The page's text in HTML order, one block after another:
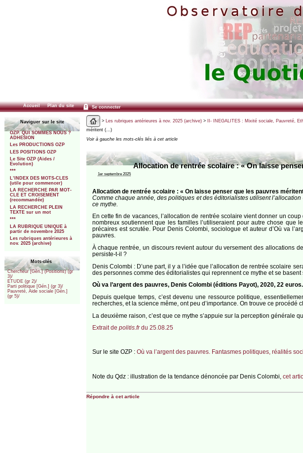
Accueil Plan du site Se connecter
Naviguer sur le site
OZP. QUI SOMMES NOUS ?
ADHESION
Les PRODUCTIONS OZP
LES POSITIONS OZP
Le Site OZP (Aides /
Evolution)
***
L’INDEX DES MOTS-CLES
(utile pour commencer)
LA RECHERCHE PAR MOT-
CLE ET CROISEMENT
(recommandée)
LA RECHERCHE PLEIN
TEXTE sur un mot
***
LA RUBRIQUE UNIQUE à
partir de novembre 2025
Les rubriques antérieures à
nov. 2025 (archive)
Mots-clés
Chercheur [Gén.] (Positions) (gr
3)/
ETUDE (gr 2)/
Parti politique [Gén.] (gr 3)/
Pauvreté, Aide sociale [Gén.]
(gr 5)/
> Les rubriques antérieures à nov. 2025 (archive)> II- INEGALITES : Mixité sociale, Pauvreté,
méritent (…)
Voir à gauche les mots-clés liés à cet article
Allocation de rentrée scolaire : « On laisse
1er septembre 2025
Allocation de rentrée scolaire : « On laisse penser que les pauvres
Comme chaque année, des politiques et des éditorialistes utilisent
ce mythe.
En cette fin de vacances, l’allocation de rentrée scolaire vient donner un
nombreux soutiennent que les familles l’utiliseraient pour autre chose
précaires est scrutée. Pour Denis Colombi, sociologue et auteur d’Où va
pauvres.
À chaque rentrée, un discours revient autour du versement des allocations
persiste-t-il ?
Denis Colombi : D’une part, il y a l’idée que l’allocation de rentrée scolaire
des personnes comme des éditorialistes qui reprennent ce mythe et se
Où va l’argent des pauvres, Denis Colombi (éditions Payot), 2020, 22 euros.
Depuis quelque temps, c’est devenu une ressource politique,
recherches, et la science même, ont peu d’importance. On trouve ce procédé
La deuxième raison, c’est que ce mythe s’appuie sur la perception générale
Extrait de politis.frdu 25.08.25
Sur le site OZP : Où va l’argent des pauvres. Fantasmes politiques, réalités
Note du Qdz : illustration de la tendance dénoncée par Denis Colombi, cet
Répondre à cet article